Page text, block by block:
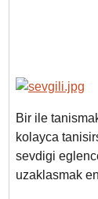
Bir ile
kolayca
sevdigi
uzaklasmak